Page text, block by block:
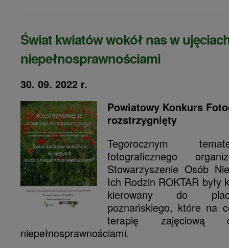
Świat kwiatów wokół nas w
niepełnosprawnościami
30. 09. 2022 r.
Powiatowy Konkurs
rozstrzygnięty
Tegorocznym
fotograficznego
Stowarzyszenie Osób
Ich Rodzin ROKTAR były
kierowany do
poznańskiego, które na
terapię
niepełnosprawnościami.